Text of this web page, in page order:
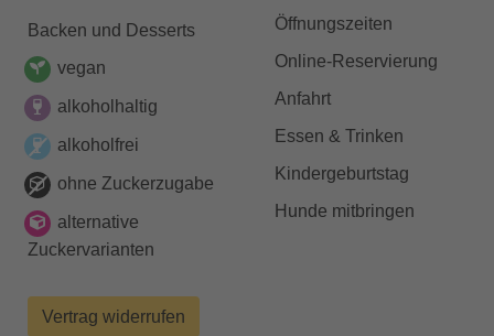
Backen und Desserts
vegan
alkoholhaltig
alkoholfrei
ohne Zuckerzugabe
alternative
Zuckervarianten
Vertrag widerrufen
Öffnungszeiten
Online-Reservierung
Anfahrt
Essen & Trinken
Kindergeburtstag
Hunde mitbringen